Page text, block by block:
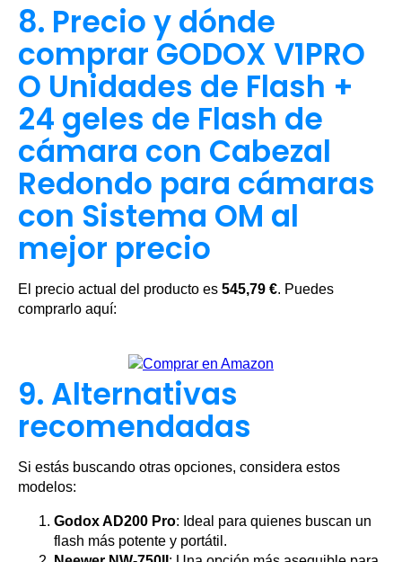
8. Precio y dónde
comprar GODOX V1PRO
O Unidades de Flash +
24 geles de Flash de
cámara con Cabezal
Redondo para cámaras
con Sistema OM al
mejor precio
El precio actual del producto es 545,79 €. Puedes
comprarlo aquí:
9. Alternativas
recomendadas
Si estás buscando otras opciones, considera estos
modelos:
Godox AD200 Pro: Ideal para quienes buscan un
flash más potente y portátil.